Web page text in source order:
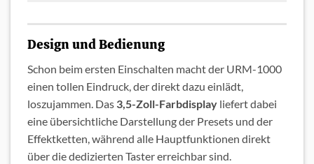
Design und Bedienung
Schon beim ersten Einschalten macht der URM-1000
einen tollen Eindruck, der direkt dazu einlädt,
loszujammen. Das 3,5-Zoll-Farbdisplay liefert dabei
eine übersichtliche Darstellung der Presets und der
Effektketten, während alle Hauptfunktionen direkt
über die dedizierten Taster erreichbar sind.